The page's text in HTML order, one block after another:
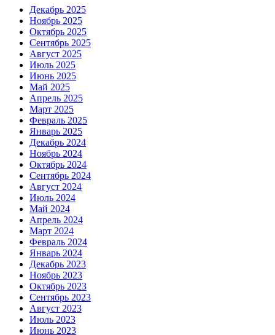
Декабрь 2025
Ноябрь 2025
Октябрь 2025
Сентябрь 2025
Август 2025
Июль 2025
Июнь 2025
Май 2025
Апрель 2025
Март 2025
Февраль 2025
Январь 2025
Декабрь 2024
Ноябрь 2024
Октябрь 2024
Сентябрь 2024
Август 2024
Июль 2024
Май 2024
Апрель 2024
Март 2024
Февраль 2024
Январь 2024
Декабрь 2023
Ноябрь 2023
Октябрь 2023
Сентябрь 2023
Август 2023
Июль 2023
Июнь 2023